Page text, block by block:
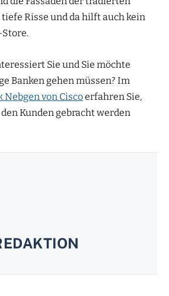
Risse und da hilft auch kein
Sie und Sie möchte
Banken gehen müssen? Im
von Ciscoerfahren Sie,
Kunden gebracht werden